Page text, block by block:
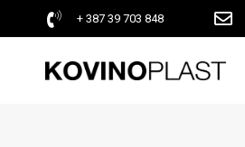
+ 387 39 703 848